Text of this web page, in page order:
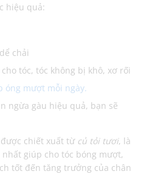
hiệu quả:
chải
tóc, tóc không bị khô, xơ rối
óng mượt mỗi ngày.
ngừa gàu hiệu quả, bạn sẽ
được chiết xuất từ củ tỏi tươi, là
giúp cho tóc bóng mượt,
tốt đến tăng trưởng của chân